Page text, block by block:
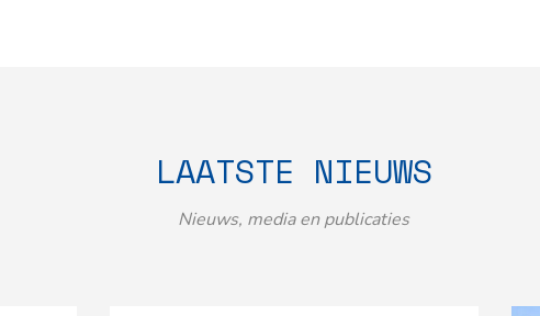
LAATSTE NIEUWS
Nieuws, media en publicaties